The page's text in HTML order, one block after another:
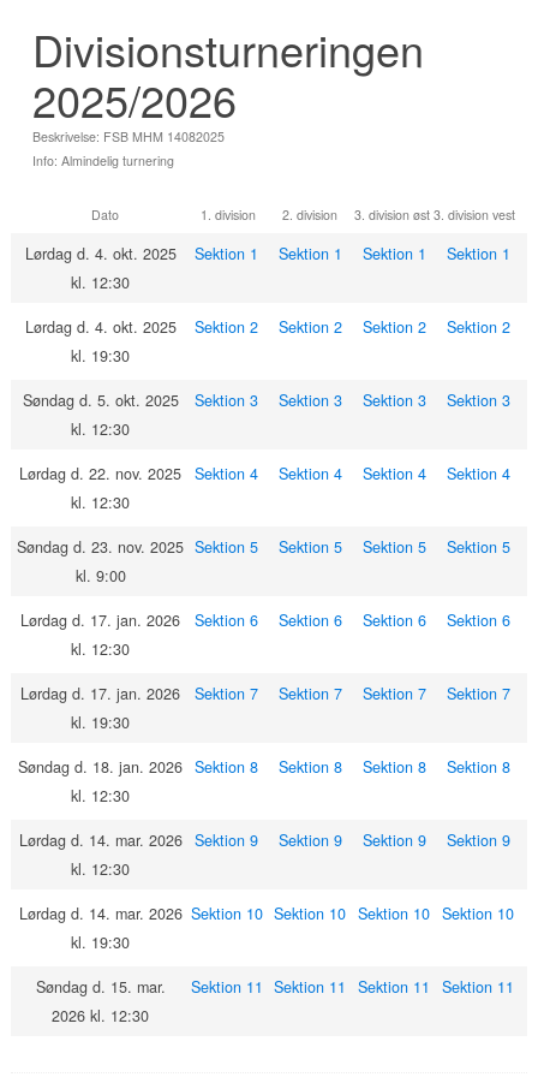
Divisionsturneringen
2025/2026
Beskrivelse: FSB MHM 14082025
Info: Almindelig turnering
Dato 1. division 2. division 3. division øst 3. division vest
Lørdag d. 4. okt. 2025
kl. 12:30
Sektion 1 Sektion 1 Sektion 1 Sektion 1
Lørdag d. 4. okt. 2025
kl. 19:30
Sektion 2 Sektion 2 Sektion 2 Sektion 2
Søndag d. 5. okt. 2025
kl. 12:30
Sektion 3 Sektion 3 Sektion 3 Sektion 3
Lørdag d. 22. nov. 2025
kl. 12:30
Sektion 4 Sektion 4 Sektion 4 Sektion 4
Søndag d. 23. nov. 2025
kl. 9:00
Sektion 5 Sektion 5 Sektion 5 Sektion 5
Lørdag d. 17. jan. 2026
kl. 12:30
Sektion 6 Sektion 6 Sektion 6 Sektion 6
Lørdag d. 17. jan. 2026
kl. 19:30
Sektion 7 Sektion 7 Sektion 7 Sektion 7
Søndag d. 18. jan. 2026
kl. 12:30
Sektion 8 Sektion 8 Sektion 8 Sektion 8
Lørdag d. 14. mar. 2026
kl. 12:30
Sektion 9 Sektion 9 Sektion 9 Sektion 9
Lørdag d. 14. mar. 2026
kl. 19:30
Sektion 10 Sektion 10 Sektion 10 Sektion 10
Søndag d. 15. mar.
2026 kl. 12:30
Sektion 11 Sektion 11 Sektion 11 Sektion 11